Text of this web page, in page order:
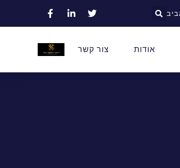
אודות צור קשר